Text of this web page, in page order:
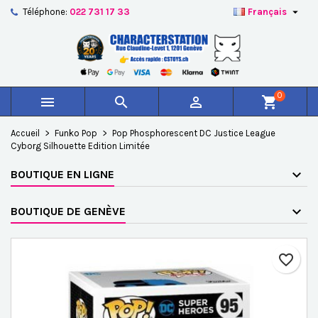
Téléphone: 022 731 17 33 Français 
   shopping_cart0
Accueil Funko Pop
Pop Phosphorescent DC Justice League
Cyborg Silhouette Edition Limitée
BOUTIQUE EN LIGNE
BOUTIQUE DE GENÈVE
favorite_border
Créer une nouvelle liste
Nom de la liste d'envies
Annuler Créer une liste d'envies
Vous devez être connecté pour ajouter des produits à
votre liste d'envies.